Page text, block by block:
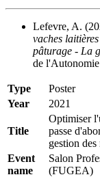
Lefevre, A.
vaches
pâturage - La
de
Type
Poster
Year
2021
Title
Optimiser
passe
gestion des
Event
name
Salon
(FUGEA)